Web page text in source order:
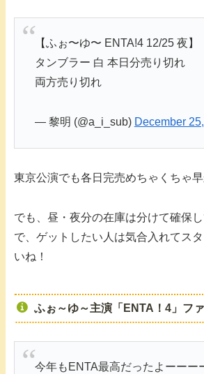
【ふぉ〜ゆ〜 ENTA!4 12/25 夜】
タンブラー 白 本日分売り切れ
両方売り切れ
— 黎明 (@a_i_sub) December
東京公演でも各日完売めちゃくちゃ早
でも、昼・夜分の在庫は分けて確保
で、ゲットしたい人は気合入れてス
いね！
ふぉ～ゆ～主演「ENTA！4」フ
今年もENTA最高だったよーーー